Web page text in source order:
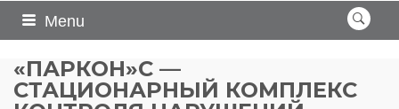
Menu
«ПАРКОН»C —
СТАЦИОНАРНЫЙ КОМПЛЕКС